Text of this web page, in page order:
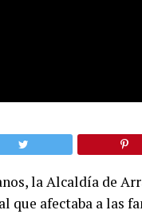
la Alcaldía de
que afectaba a las